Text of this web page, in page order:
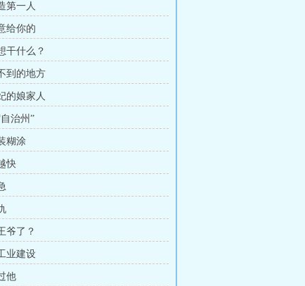
第一人
给你的
干什么？
到的地方
的娘家人
治州”
糊涂
快
爷了？
业建设
他